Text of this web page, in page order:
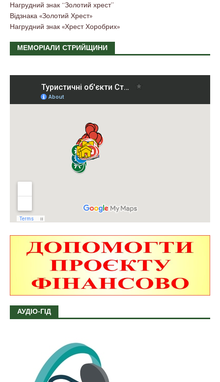
Нагрудний знак “Золотий хрест”
Відзнака «Золотий Хрест»
Нагрудний знак «Хрест Хоробрих»
МЕМОРІАЛИ СТРИЙЩИНИ
АУДІО-ГІД